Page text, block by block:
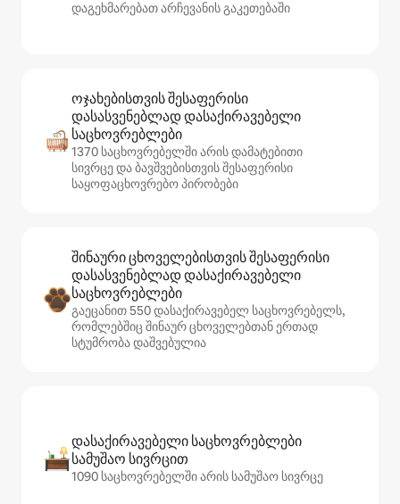
დაგეხმარებათ არჩევანის გაკეთებაში
ოჯახებისთვის შესაფერისი
დასასვენებლად დასაქირავებელი
საცხოვრებლები
1370 საცხოვრებელში არის დამატებითი
სივრცე და ბავშვებისთვის შესაფერისი
საყოფაცხოვრებო პირობები
შინაური ცხოველებისთვის შესაფერისი
დასასვენებლად დასაქირავებელი
საცხოვრებლები
გაეცანით 550 დასაქირავებელ საცხოვრებელს,
რომლებშიც შინაურ ცხოველებთან ერთად
სტუმრობა დაშვებულია
დასაქირავებელი საცხოვრებლები
სამუშაო სივრცით
1090 საცხოვრებელში არის სამუშაო სივრცე